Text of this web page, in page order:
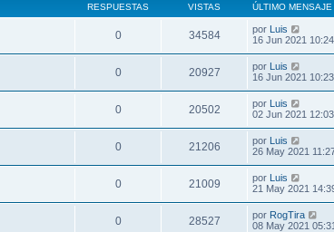
RESPUESTAS VISTAS ÚLTIMO MENSAJE
0 34584 por Luis
16 Jun 2021 10:24
0 20927 por Luis
16 Jun 2021 10:23
0 20502 por Luis
02 Jun 2021 12:03
0 21206 por Luis
26 May 2021
0 21009 por Luis
21 May 2021
0 28527 por RogTira
08 May 2021 05:31